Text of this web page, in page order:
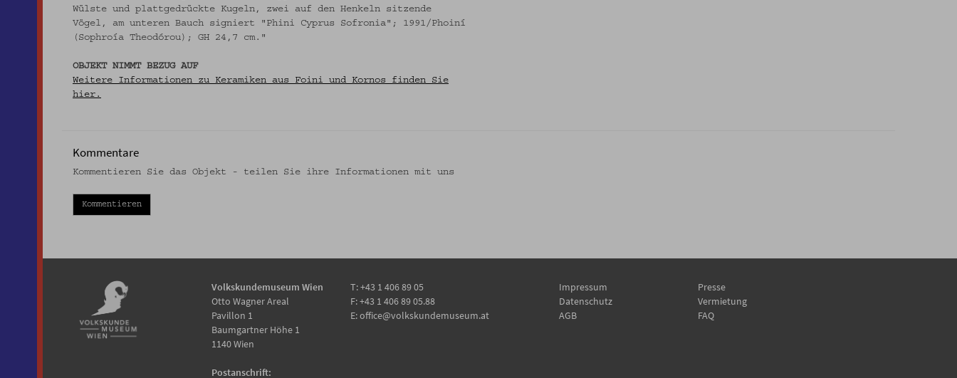
Wülste und plattgedrückte Kugeln, zwei auf den Henkeln sitzende
Vögel, am unteren Bauch signiert "Phini Cyprus Sofronia"; 1991/Phoiní
(Sophroía Theodórou); GH 24,7 cm."
OBJEKT NIMMT BEZUG AUF
Weitere Informationen zu Keramiken aus Foini und Kornos finden Sie
hier.
Kommentare
Kommentieren Sie das Objekt - teilen Sie ihre Informationen mit uns
Kommentieren
Volkskundemuseum Wien
Otto Wagner Areal
Pavillon 1
Baumgartner Höhe 1
1140 Wien
Postanschrift:
T:+43 1 406 89 05
F: +43 1 406 89 05.88
E:office@volkskundemuseum.at
Impressum
Datenschutz
AGB
Presse
Vermietung
FAQ